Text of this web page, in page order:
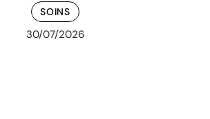
SOINS
30/07/2026